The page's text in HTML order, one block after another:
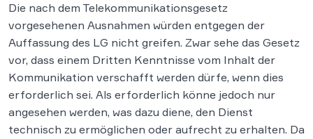
Die nach dem Telekommunikationsgesetz
vorgesehenen Ausnahmen würden entgegen der
Auffassung des LG nicht greifen. Zwar sehe das Gesetz
vor, dass einem Dritten Kenntnisse vom Inhalt der
Kommunikation verschafft werden dürfe, wenn dies
erforderlich sei. Als erforderlich könne jedoch nur
angesehen werden, was dazu diene, den Dienst
technisch zu ermöglichen oder aufrecht zu erhalten. Da